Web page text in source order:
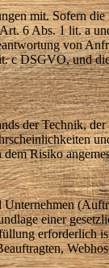
mit. Sofern
6 Abs. 1 lit. a
von
DSGVO, und
der Technik,
Risiko
einer
erforderlich